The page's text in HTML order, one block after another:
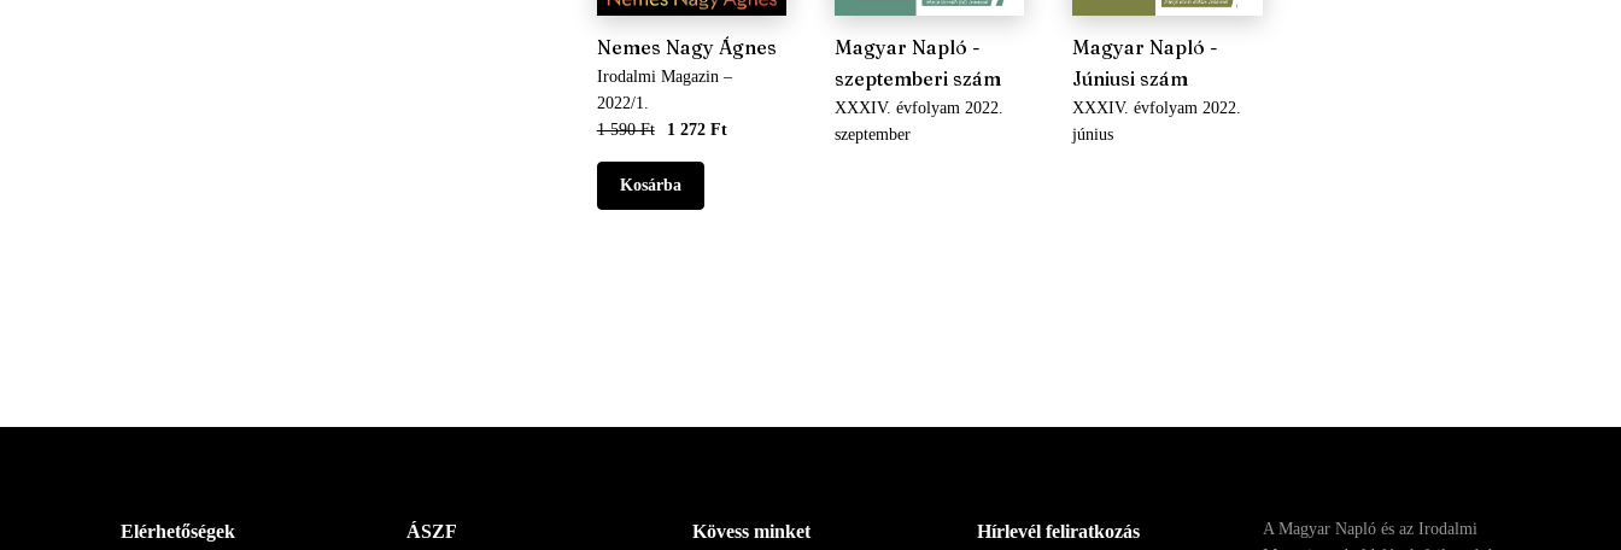
Nemes Nagy Ágnes
Irodalmi Magazin –
2022/1.
1 590 Ft
1 272 Ft
Magyar Napló -
szeptemberi szám
XXXIV. évfolyam 2022.
szeptember
Magyar Napló -
Júniusi szám
XXXIV. évfolyam 2022.
június
Menü
Elérhetőségek ÁSZF Kövess minket Hírlevél feliratkozás
A Magyar Napló és az Irodalmi